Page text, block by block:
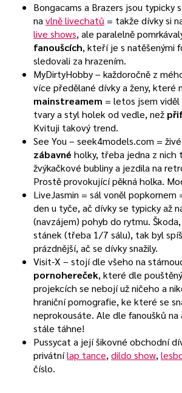
Bongacams a Brazers jsou typicky
na vlně livechatů = takže dívky si
live shows, ale paralelně
fanoušcích, kteří je s natěšenými
sledovali za hrazením.
MyDirtyHobby – každoročně z
více předělané dívky a ženy, které
mainstreamem = letos jsem
tvary a styl holek od vedle, než
Kvituji takový trend.
See You – seek4models.com =
zábavné holky, třeba jedna z nich
žvýkačkové bubliny a jezdila na
Prostě provokující pěkná holka.
LiveJasmin = sál voněl popkornem
den u tyče, ač dívky se typicky až
(navzájem) pohyb do rytmu.
stánek (třeba 1/7 sálu), tak byl
prázdnější, ač se dívky snažily.
Visit-X – stojí dle všeho na
pornohereček, které dle
projekcích se nebojí už ničeho a
hraniční pornografie, ke které se
neprokousáte. Ale dle fanoušků
stále táhne!
Pussycat a její šikovné obchodní
privátnílap tance, dildo show,
číslo.